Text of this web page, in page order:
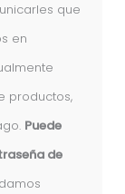
que
en
productos,
Puede
de